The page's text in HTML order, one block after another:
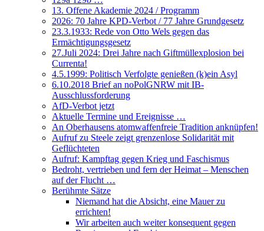
13. Offene Akademie 2024 / Programm
2026: 70 Jahre KPD-Verbot / 77 Jahre Grundgesetz
23.3.1933: Rede von Otto Wels gegen das
Ermächtigungsgesetz
27.Juli 2024: Drei Jahre nach Giftmüllexplosion bei
Currenta!
4.5.1999: Politisch Verfolgte genießen (k)ein Asyl
6.10.2018 Brief an noPolGNRW mit IB-
Ausschlussforderung
AfD-Verbot jetzt
Aktuelle Termine und Ereignisse …
An Oberhausens atomwaffenfreie Tradition anknüpfen!
Aufruf zu Steele zeigt grenzenlose Solidarität mit
Geflüchteten
Aufruf: Kampftag gegen Krieg und Faschismus
Bedroht, vertrieben und fern der Heimat – Menschen
auf der Flucht …
Berühmte Sätze
Niemand hat die Absicht, eine Mauer zu
errichten!
Wir arbeiten auch weiter konsequent gegen